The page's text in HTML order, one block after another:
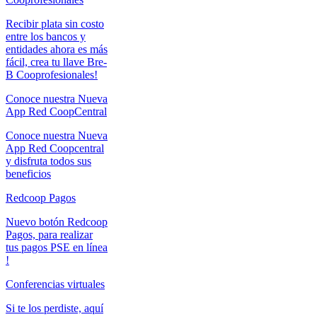
Recibir plata sin costo
entre los bancos y
entidades ahora es más
fácil, crea tu llave Bre-
B Cooprofesionales!
Conoce nuestra Nueva
App Red CoopCentral
Conoce nuestra Nueva
App Red Coopcentral
y disfruta todos sus
beneficios
Redcoop Pagos
Nuevo botón Redcoop
Pagos, para realizar
tus pagos PSE en línea
!
Conferencias virtuales
Si te los perdiste, aquí